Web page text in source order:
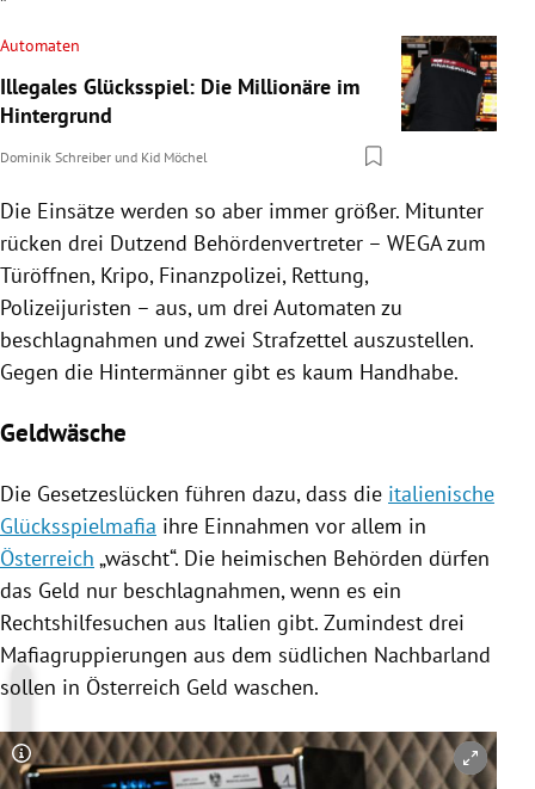
Automaten
Illegales Glücksspiel: Die Millionäre im
Hintergrund
Dominik Schreiber und Kid Möchel
Die Einsätze werden so aber immer größer. Mitunter
rücken drei Dutzend Behördenvertreter – WEGA zum
Türöffnen, Kripo, Finanzpolizei, Rettung,
Polizeijuristen – aus, um drei Automaten zu
beschlagnahmen und zwei Strafzettel auszustellen.
Gegen die Hintermänner gibt es kaum Handhabe.
Geldwäsche
Die Gesetzeslücken führen dazu, dass die italienische
Glücksspielmafia ihre Einnahmen vor allem in
Österreich „wäscht“. Die heimischen Behörden dürfen
das Geld nur beschlagnahmen, wenn es ein
Rechtshilfesuchen aus Italien gibt. Zumindest drei
Mafiagruppierungen aus dem südlichen Nachbarland
sollen in Österreich Geld waschen.
Copyright-Hinweis öffnen/schließen